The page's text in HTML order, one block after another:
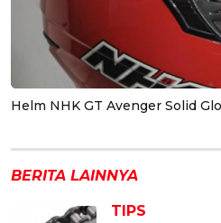
Helm NHK GT Avenger Solid
BERITA LAINNYA
TIPS